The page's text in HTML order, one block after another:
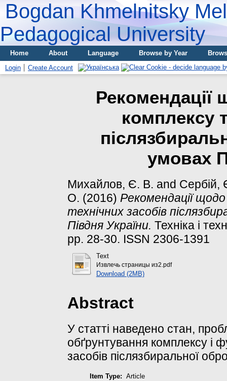
Bogdan Khmelnitsky
Pedagogical University
Home About Language Browse by Year
Login
Create Account
Рекомендації
комплексу
умовах
Михайлов, Є. В. and Сербій,
О. (2016) Рекомендації
технічних засобів
Півдня України. Техніка і
pp. 28-30. ISSN 2306-1391
Text
Извлечь страницы из2.pdf
Download (2MB)
Abstract
У статті наведено стан,
обґрунтування комплексу і
засобів післязбиральної
Item Type: Article